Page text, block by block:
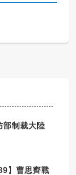
部制裁大陸
】曹思齊戰